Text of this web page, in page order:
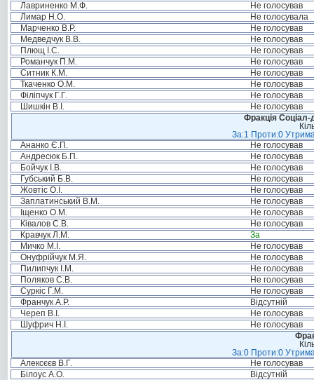
Лавриненко М.Ф.
Не голосував
Лимар Н.О.
Не голосувала
Марченко В.Р.
Не голосував
Медведчук В.В.
Не голосував
Плющ І.С.
Не голосував
Романчук П.М.
Не голосував
Ситник К.М.
Не голосував
Ткаченко О.М.
Не голосував
Філіпчук Г.Г.
Не голосував
Шишкін В.І.
Не голосував
Фракція Соціал-
За:1 Проти:0
Ананко Є.П.
Не голосував
Андресюк Б.П.
Не голосував
Бойчук І.В.
Не голосував
Губський Б.В.
Не голосував
Жовтіс О.І.
Не голосував
Заплатинський В.М.
Не голосував
Іщенко О.М.
Не голосував
Ківалов С.В.
Не голосував
Кравчук Л.М.
За
Мичко М.І.
Не голосував
Онуфрійчук М.Я.
Не голосував
Пилипчук І.М.
Не голосував
Поляков С.В.
Не голосував
Суркіс Г.М.
Не голосував
Франчук А.Р.
Відсутній
Череп В.І.
Не голосував
Шуфрич Н.І.
Не голосував
За:0 Проти:0
Алексєєв В.Г.
Не голосував
Білоус А.О.
Відсутній